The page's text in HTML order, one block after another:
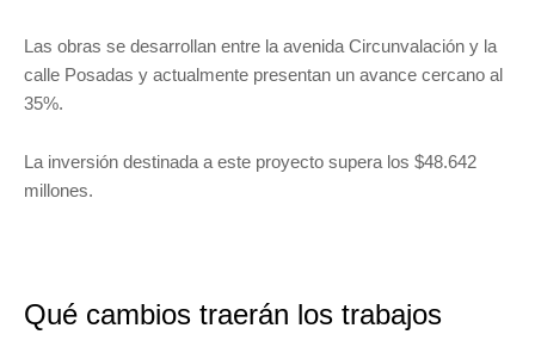
Las obras se desarrollan entre la avenida Circunvalación y la
calle Posadas y actualmente presentan un avance cercano al
35%.
La inversión destinada a este proyecto supera los $48.642
millones.
Qué cambios traerán los trabajos